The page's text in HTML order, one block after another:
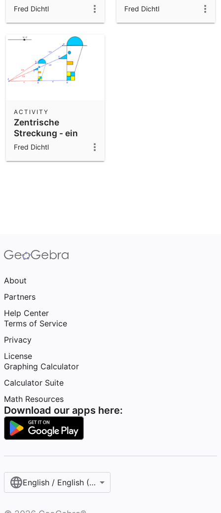
Fred Dichtl Fred Dichtl
Zentrische
Streckung - ein
Beispiel
ACTIVITY
Fred Dichtl
About
Partners
Help Center
Terms of Service
Privacy
License
Graphing Calculator
Calculator Suite
Math Resources
Download our apps here:
English / English (United States)